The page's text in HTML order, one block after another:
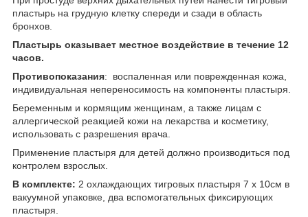
пластырь на грудную клетку спереди и сзади в область
бронхов.
Пластырь оказывает местное воздействие в течение 12
часов.
Противопоказания: воспаленная или поврежденная кожа,
индивидуальная непереносимость на компоненты пластыря.
Беременным и кормящим женщинам, а также лицам с
аллергической реакцией кожи на лекарства и косметику,
использовать с разрешения врача.
Применение пластыря для детей должно производиться под
контролем взрослых.
В комплекте: 2 охлаждающих тигровых пластыря 7 х 10см в
вакуумной упаковке, два вспомогательных фиксирующих
пластыря.